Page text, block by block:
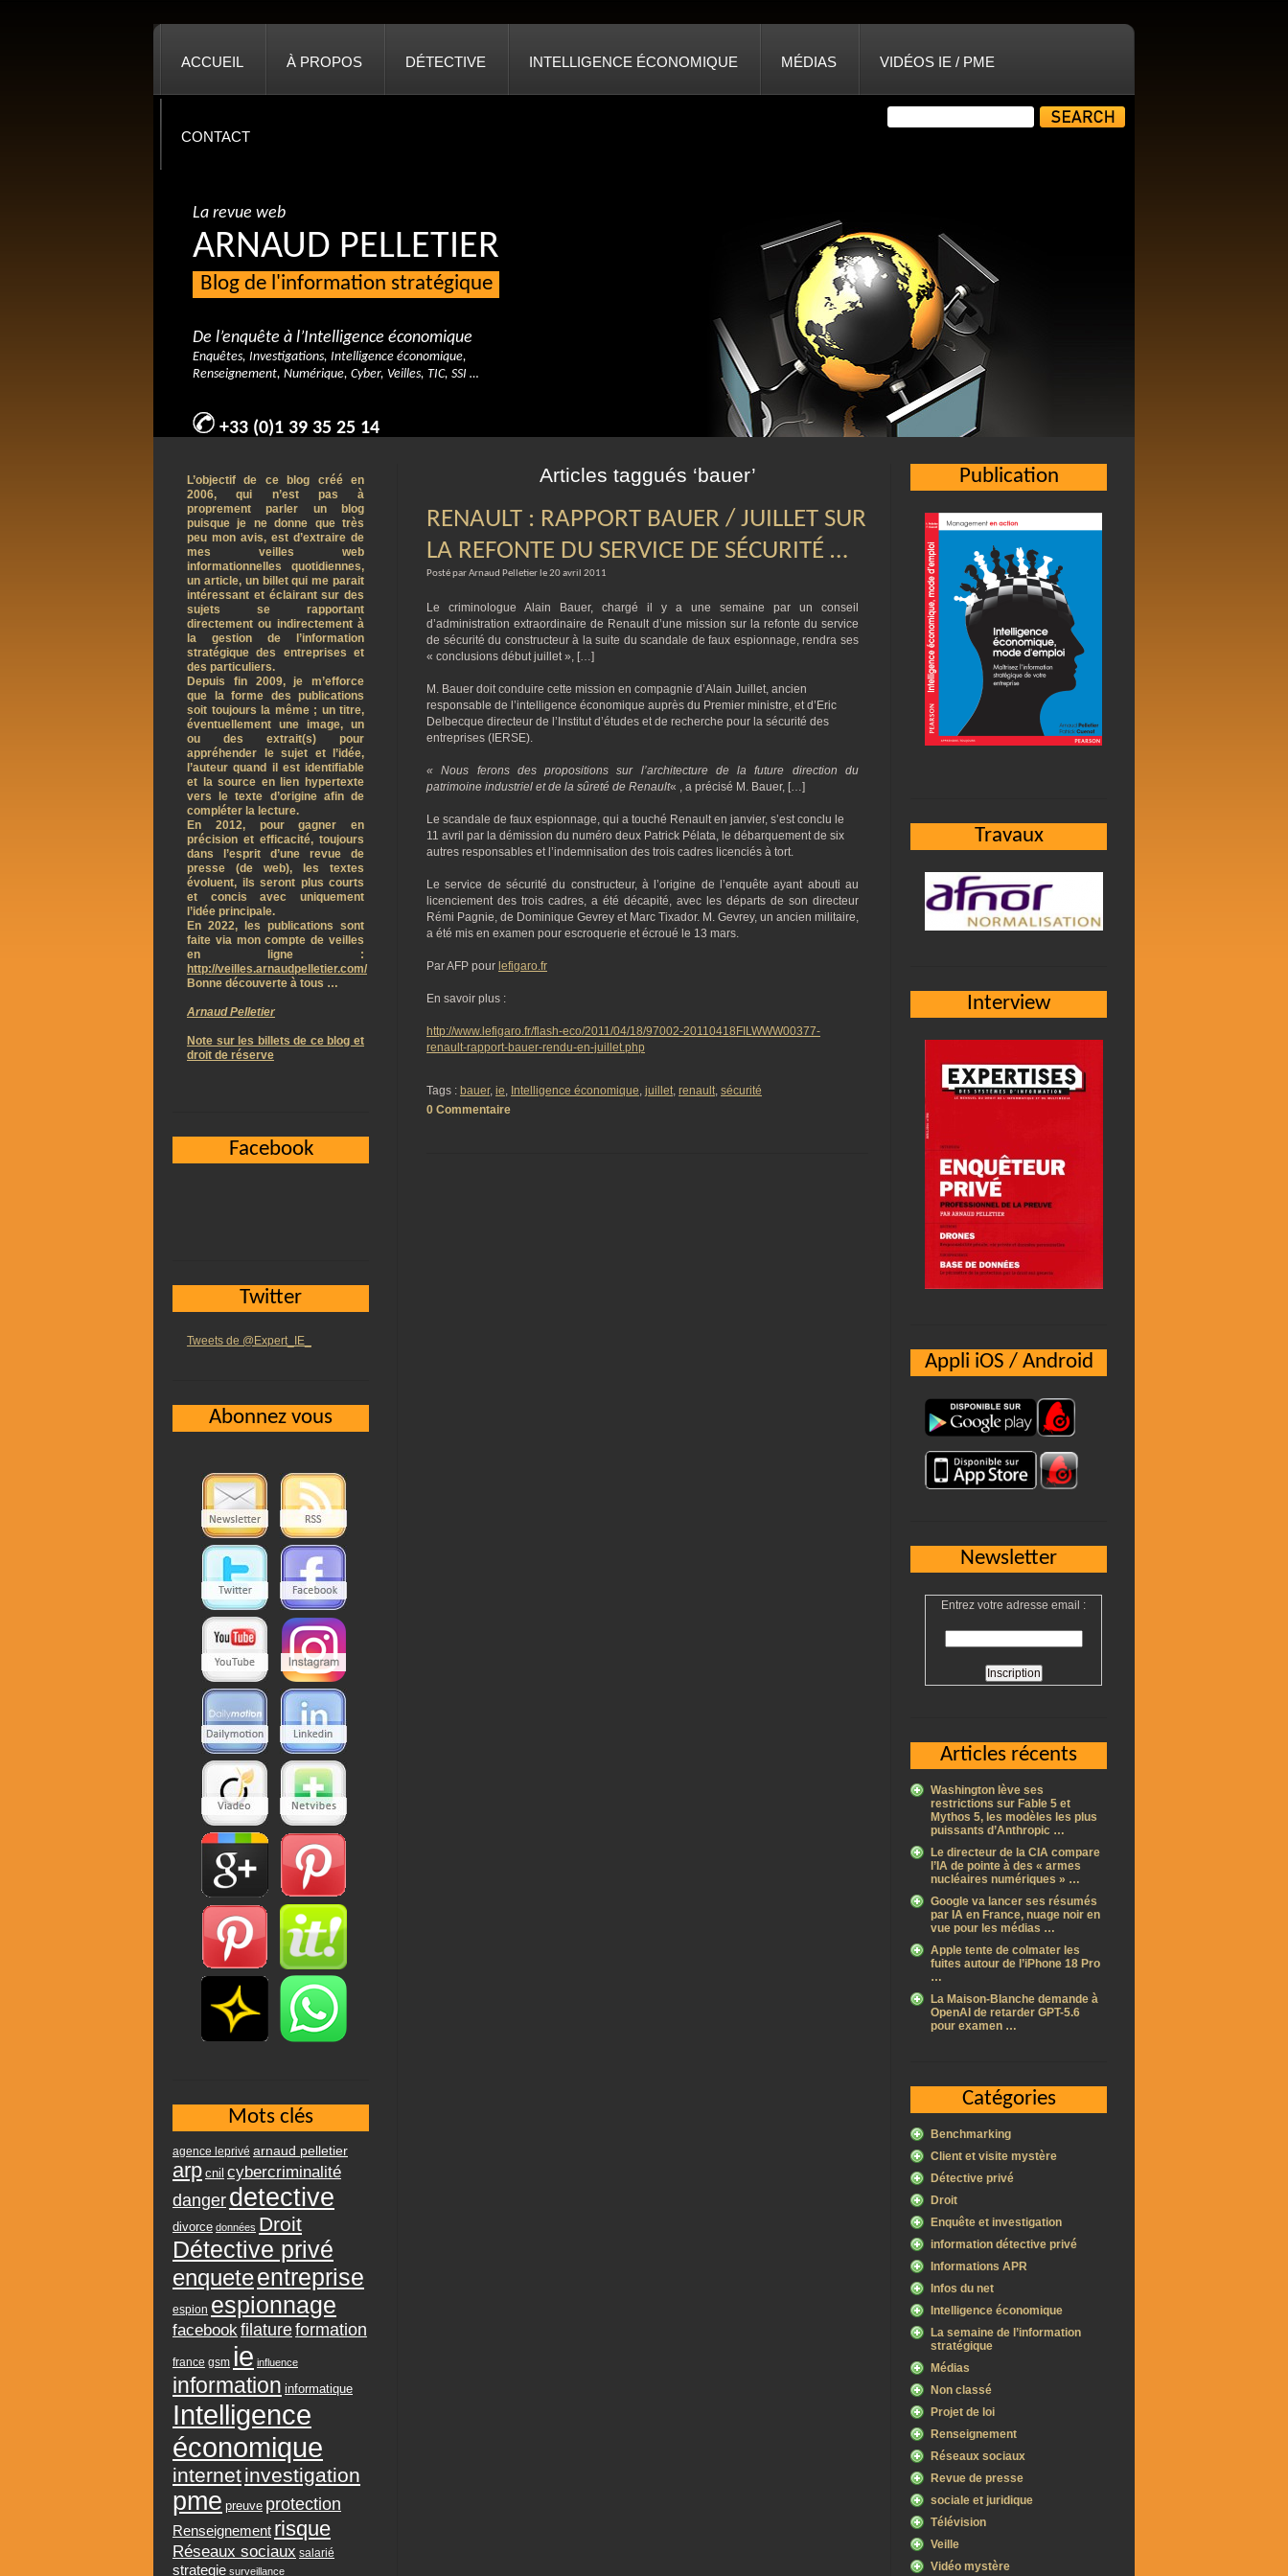
ACCUEIL À PROPOS DÉTECTIVE INTELLIGENCE ÉCONOMIQUE MÉDIAS VIDÉOS IE / PME
CONTACT
La revue web
ARNAUD PELLETIER
Blog de l'information stratégique
De l’enquête à l’Intelligence économique
Enquêtes, Investigations, Intelligence économique,
Renseignement, Numérique, Cyber, Veilles, TIC, SSI …
+33 (0)1 39 35 25 14
Articles taggués ‘bauer’
RENAULT : RAPPORT BAUER / JUILLET SUR
LA REFONTE DU SERVICE DE SÉCURITÉ …
Posté par Arnaud Pelletier le 20 avril 2011
Le criminologue Alain Bauer, chargé il y a une semaine par un conseil
d’administration extraordinaire de Renault d’une mission sur la refonte du service
de sécurité du constructeur à la suite du scandale de faux espionnage, rendra ses
« conclusions début juillet », […]
M. Bauer doit conduire cette mission en compagnie d’Alain Juillet, ancien
responsable de l’intelligence économique auprès du Premier ministre, et d’Eric
Delbecque directeur de l’Institut d’études et de recherche pour la sécurité des
entreprises (IERSE).
« Nous ferons des propositions sur l’architecture de la future direction du
patrimoine industriel et de la sûreté de Renault« , a précisé M. Bauer, […]
Le scandale de faux espionnage, qui a touché Renault en janvier, s’est conclu le
11 avril par la démission du numéro deux Patrick Pélata, le débarquement de six
autres responsables et l’indemnisation des trois cadres licenciés à tort.
Le service de sécurité du constructeur, à l’origine de l’enquête ayant abouti au
licenciement des trois cadres, a été décapité, avec les départs de son directeur
Rémi Pagnie, de Dominique Gevrey et Marc Tixador. M. Gevrey, un ancien militaire,
a été mis en examen pour escroquerie et écroué le 13 mars.
Par AFP pour lefigaro.fr
En savoir plus :
http://www.lefigaro.fr/flash-eco/2011/04/18/97002-20110418FILWWW00377-
renault-rapport-bauer-rendu-en-juillet.php
Tags : bauer, ie, Intelligence économique, juillet, renault, sécurité
0 Commentaire
Publication
Travaux
Interview
Appli iOS / Android
Newsletter
Entrez votre adresse email :
Articles récents
Washington lève ses
restrictions sur Fable 5 et
Mythos 5, les modèles les plus
puissants d’Anthropic …
Le directeur de la CIA compare
l’IA de pointe à des « armes
nucléaires numériques » …
Google va lancer ses résumés
par IA en France, nuage noir en
vue pour les médias …
Apple tente de colmater les
fuites autour de l’iPhone 18 Pro
…
La Maison-Blanche demande à
OpenAI de retarder GPT-5.6
pour examen …
Catégories
Benchmarking
Client et visite mystère
Détective privé
Droit
Enquête et investigation
information détective privé
Informations APR
Infos du net
Intelligence économique
La semaine de l’information
stratégique
Médias
Non classé
Projet de loi
Renseignement
Réseaux sociaux
Revue de presse
sociale et juridique
Télévision
Veille
Vidéo mystère
L’objectif de ce blog créé en
2006, qui n’est pas à
proprement parler un blog
puisque je ne donne que très
peu mon avis, est d’extraire de
mes veilles web
informationnelles quotidiennes,
un article, un billet qui me parait
intéressant et éclairant sur des
sujets se rapportant
directement ou indirectement à
la gestion de l’information
stratégique des entreprises et
des particuliers.
Depuis fin 2009, je m’efforce
que la forme des publications
soit toujours la même ; un titre,
éventuellement une image, un
ou des extrait(s) pour
appréhender le sujet et l’idée,
l’auteur quand il est identifiable
et la source en lien hypertexte
vers le texte d’origine afin de
compléter la lecture.
En 2012, pour gagner en
précision et efficacité, toujours
dans l’esprit d’une revue de
presse (de web), les textes
évoluent, ils seront plus courts
et concis avec uniquement
l’idée principale.
En 2022, les publications sont
faite via mon compte de veilles
en ligne :
http://veilles.arnaudpelletier.com/
Bonne découverte à tous …
Arnaud Pelletier
Note sur les billets de ce blog et
droit de réserve
Facebook
Twitter
Tweets de @Expert_IE_
Abonnez vous
Mots clés
agence leprivé arnaud pelletier
arp cnil cybercriminalité
danger detective
divorce données Droit
Détective privé
enqueteentreprise
espion espionnage
facebookfilatureformation
france gsm ie influence
information informatique
Intelligence
économique
internetinvestigation
pme preuve protection
Renseignement risque
Réseaux sociaux salarié
strategie surveillance